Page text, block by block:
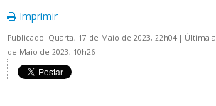
Imprimir
Publicado: Quarta, 17 de Maio de 2023, 22h04 | Última
de Maio de 2023, 10h26